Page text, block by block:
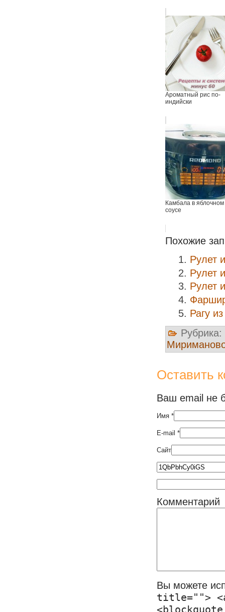
Ароматный рис по-
индийски
Камбала в яблочном
соусе
Похожие
Рулет
Рулет
Рулет
Рагу
Рубрика:
Оставить
Ваш email не
Имя *
E-mail *
Сайт
Комментарий
Вы можете
title="">